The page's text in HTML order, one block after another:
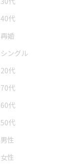
40代
再婚
シングル
20代
70代
60代
50代
男性
女性